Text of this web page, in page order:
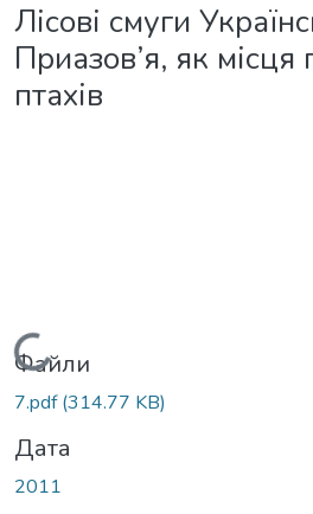
Лісові смуги
Приазов’я, як місця
птахів
Вантажиться...
Файли
7.pdf(314.77 KB)
Дата
2011